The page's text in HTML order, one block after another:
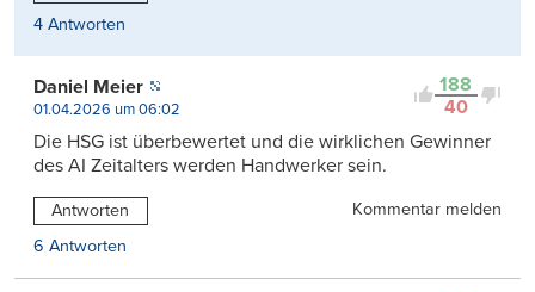
4 Antworten
188
40
Daniel Meier
01.04.2026 um 06:02
Die HSG ist überbewertet und die wirklichen Gewinner
des AI Zeitalters werden Handwerker sein.
Antworten
Kommentar melden
6 Antworten